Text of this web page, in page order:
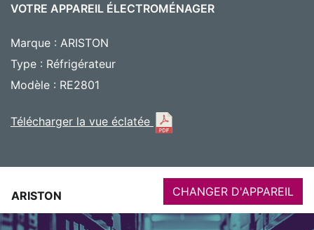
VOTRE APPAREIL ÉLECTROMÉNAGER
Marque : ARISTON
Type : Réfrigérateur
Modèle : RE2801
Télécharger la vue éclatée
ARISTON CHANGER D'APPAREIL